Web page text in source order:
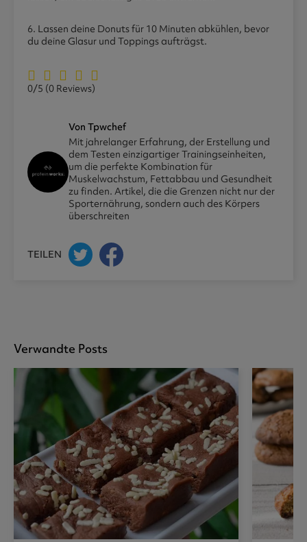
6. Lassen deine Donuts für 10 Minuten abkühlen, bevor
du deine Glasur und Toppings aufträgst.
0/5 (0 Reviews)
Von Tpwchef
Mit jahrelanger Erfahrung, der Erstellung und
dem Testen einzigartiger Trainingseinheiten,
um die perfekte Kombination für
Muskelwachstum, Fettabbau und Gesundheit
zu finden. Artikel, die die Grenzen nicht nur der
Sporternährung, sondern auch des Körpers
überschreiten
TEILEN
Verwandte Posts